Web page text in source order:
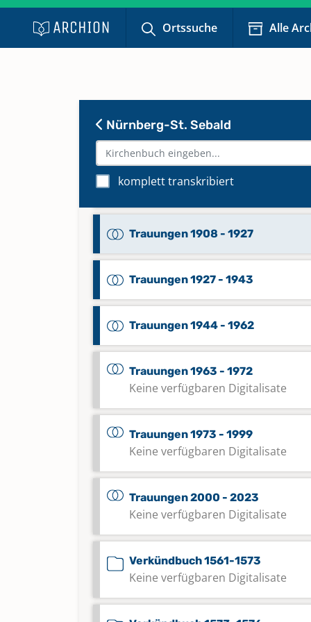
Ortssuche Alle
Nürnberg-St. Sebald
komplett transkribiert
Trauungen 1837 - 1855
Trauungen 1855 - 1868
Trauungen 1882 - 1891
Trauungen 1892 - 1908
Trauungen 1908 - 1927
Trauungen 1927 - 1943
Trauungen 1944 - 1962
Trauungen 1963 - 1972
Keine verfügbaren Digitalisate
Trauungen 1973 - 1999
Keine verfügbaren Digitalisate
Trauungen 2000 - 2023
Keine verfügbaren Digitalisate
Verkündbuch 1561-1573
Keine verfügbaren Digitalisate